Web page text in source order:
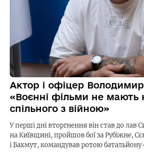
Актор і офіцер
«Воєнні фільми не мають
спільного з війною»
У перші дні вторгнення він став до лав
на Київщині, пройшов бої за Рубіжне,
і Бахмут, командував ротою батальйону